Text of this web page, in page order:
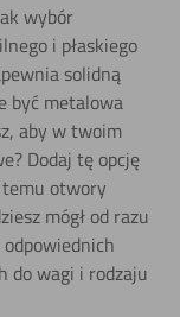
wybór
i płaskiego
solidną
być metalowa
aby w twoim
Dodaj tę opcję
temu otwory
mógł od razu
do wagi i rodzaju